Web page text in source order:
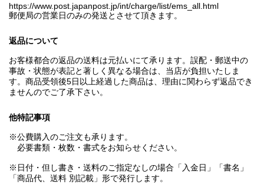
https://www.post.japanpost.jp/int/charge/list/ems_all.html
郵便局の営業日のみの発送とさせて頂きます。
返品について
お客様都合の返品の送料は元払いにて承ります。誤配・郵送中の
事故・状態が表記と著しく異なる場合は、当店が負担いたしま
す。商品受領後5日以上経過した商品は、理由に関わらず返品でき
ませんのでご了承下さい。
他特記事項
※公費購入のご注文も承ります。
必要書類・枚数・書式をお知らせください。
※日付・但し書き・送料のご指定なしの場合「入金日」「書名」
「商品代、送料 別記載」形で発行します。